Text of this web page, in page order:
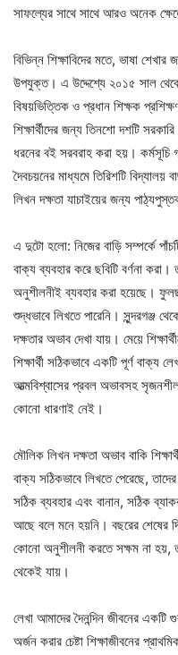
সাফল্যের সাথে সাথে আরও অনেক
বিভিন্ন শিক্ষাবিদের মতে, ভাষা
উপযুক্ত। এ উদ্দেশ্যে ২০১৫ সাল
বিষয়ভিত্তিক ও প্রধান শিক্ষক
শিক্ষার্থীদের জন্য তিনশো দশটি
ধরনের বই সরবরাহ করা হয়। কর্মসূচি
দৈবচয়নের মাধ্যমে তিরিশটি বিদ্যালয়
লিখন দক্ষতা যাচাইয়ের জন্য
এ দুটো হলো: নিজের বাড়ি সম্পর্কে
বাক্য ব্যবহার করে ছবিটি বর্ণনা
অনুশীলনীই ব্যবহার করা হয়েছে।
শুদ্ধভাবে লিখতে পারেনি। সুন্দরগঞ্জ
দক্ষতার অভাব দেখা যায়। মেয়ে
শিক্ষার্থী সঠিকভাবে একটি পূর্ণ বাক্য
আত্মবিশ্বাসের প্রবল অভাবসহ
কোনো ধারণাই নেই।
মৌলিক লিখন দক্ষতা অভাব বাকি
বাক্য সঠিকভাবে লিখতে পেরেছে,
সঠিক ব্যবহার এবং বানান, সঠিক
আছে বলে মনে হয়নি। বছরের শেষের
কোনো অনুশীলনী করতে সক্ষম না হয়,
থেকেই যায়।
লেখা আমাদের দৈনন্দিন জীবনের
অর্জন করার চেষ্টা শিক্ষাজীবনের